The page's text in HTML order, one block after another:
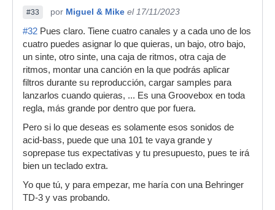
#33 por Miguel & Mike el 17/11/2023
#32 Pues claro. Tiene cuatro canales y a cada uno de los
cuatro puedes asignar lo que quieras, un bajo, otro bajo,
un sinte, otro sinte, una caja de ritmos, otra caja de
ritmos, montar una canción en la que podrás aplicar
filtros durante su reproducción, cargar samples para
lanzarlos cuando quieras, ... Es una Groovebox en toda
regla, más grande por dentro que por fuera.
Pero si lo que deseas es solamente esos sonidos de
acid-bass, puede que una 101 te vaya grande y
soprepase tus expectativas y tu presupuesto, pues te irá
bien un teclado extra.
Yo que tú, y para empezar, me haría con una Behringer
TD-3 y vas probando.